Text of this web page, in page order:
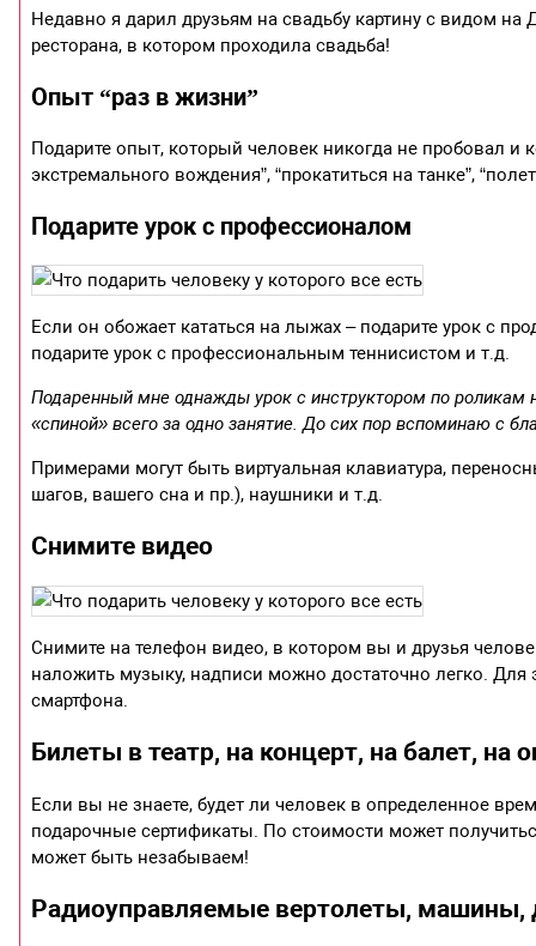
Недавно я дарил друзьям на свадьбу картину с видом
ресторана, в котором проходила свадьба!
Опыт “раз в жизни”
Подарите опыт, который человек никогда не пробовал и
экстремального вождения”, “прокатиться на танке”,
Подарите урок с профессионалом
Если он обожает кататься на лыжах – подарите урок с
подарите урок с профессиональным теннисистом и т.д.
Подаренный мне однажды урок с инструктором по роликам
«спиной» всего за одно занятие. До сих пор вспоминаю с
Примерами могут быть виртуальная клавиатура,
шагов, вашего сна и пр.), наушники и т.д.
Снимите видео
Снимите на телефон видео, в котором вы и друзья
наложить музыку, надписи можно достаточно легко.
смартфона.
Билеты в театр, на концерт, на балет, на
Если вы не знаете, будет ли человек в определенное
подарочные сертификаты. По стоимости может
может быть незабываем!
Радиоуправляемые вертолеты,